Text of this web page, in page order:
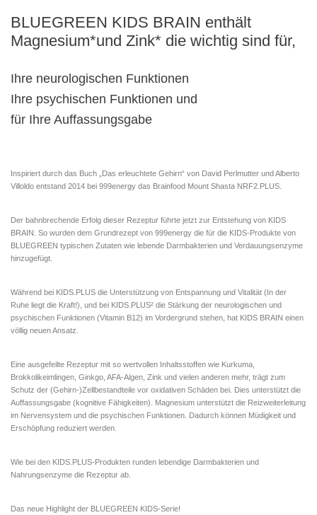
BLUEGREEN KIDS BRAIN enthält
Magnesium*und Zink* die wichtig sind für,
Ihre neurologischen Funktionen
Ihre psychischen Funktionen und
für Ihre Auffassungsgabe
Inspiriert durch das Buch „ Das erleuchtete Gehirn“ von David Perlmutter und Alberto
Villoldo entstand 2014 bei 999energy das Brainfood Mount Shasta NRF2.PLUS
Der bahnbrechende Erfolg dieser Rezeptur führte jetzt zur Entstehung von KIDS
BRAIN . So wurden dem Grundrezept von 999energy die für die KIDS-Produkte von
BLUEGREEN typischen Zutaten wie lebende Darmbakterien und Verdauungsenzyme
hinzugefügt.
Während bei KIDS.PLUS die Unterstützung von Entspannung und Vitalität (In der
Ruhe liegt die Kraft!), und bei KIDS.PLUS² die Stärkung der neurologischen und
psychischen Funktionen (Vitamin B12) im Vordergrund stehen, hat KIDS BRAIN einen
völlig neuen Ansatz.
Eine ausgefeilte Rezeptur mit so wertvollen Inhaltsstoffen wie Kurkuma,
Brokkolikeimlingen, Ginkgo, AFA-Algen, Zink und vielen anderen mehr, trägt zum
Schutz der (Gehirn-)Zellbestandteile vor oxidativen Schäden bei. Dies unterstützt die
Auffassungsgabe (kognitive Fähigkeiten). Magnesium unterstützt die Reizweiterleitung
im Nervensystem und die psychischen Funktionen. Dadurch können Müdigkeit und
Erschöpfung reduziert werden.
Wie bei den KIDS.PLUS-Produkten runden lebendige Darmbakterien und
Nahrungsenzyme die Rezeptur ab.
Das neue Highlight der BLUEGREEN KIDS-Serie!